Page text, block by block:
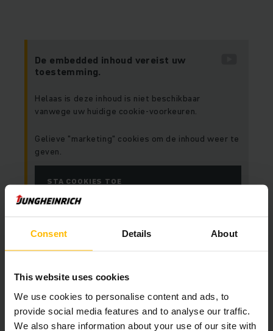
Consent Details About
This website uses cookies
We use cookies to personalise content and ads, to
provide social media features and to analyse our traffic.
We also share information about your use of our site with
De embedded inhoud vereist uw
toestemming.
Helaas is deze inhoud is niet beschikbaar
vanwege uw huidige cookie-voorkeuren.
Gelieve "marketing" cookies om de inhoud weer te
geven.
STA COOKIES TOE